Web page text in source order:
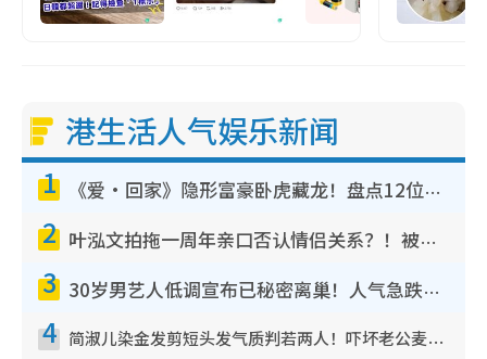
港生活人气娱乐新闻
1 《爱·回家》隐形富豪卧虎藏龙！盘点12位财气逼人的有钱艺人：这位美女3亿身家不愁做
2 叶泓文拍拖一周年亲口否认情侣关系？！被质疑感情造假竟称GM“普通同事”
3 30岁男艺人低调宣布已秘密离巢！人气急跌变失踪人口：“这几年过得并不容易”
4 简淑儿染金发剪短头发气质判若两人！吓坏老公麦大力都认不出：“你做什么？”